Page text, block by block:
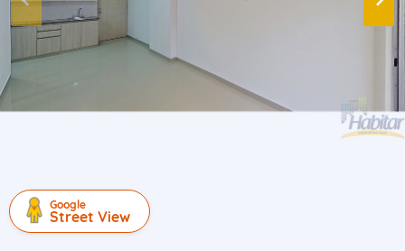
Google
Street View